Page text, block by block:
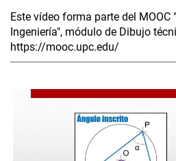
Este vídeo forma parte del MOOC
Ingeniería", módulo de Dibujo
https://mooc.upc.edu/